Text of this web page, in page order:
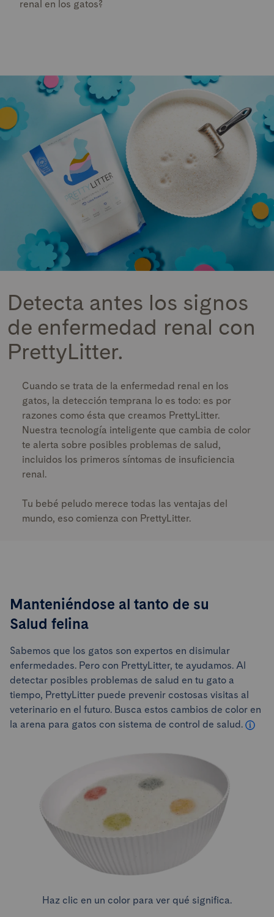
renal en los gatos?
Detecta antes los signos
de enfermedad renal con
PrettyLitter.
Cuando se trata de la enfermedad renal en los
gatos, la detección temprana lo es todo: es por
razones como ésta que creamos PrettyLitter.
Nuestra tecnología inteligente que cambia de color
te alerta sobre posibles problemas de salud,
incluidos los primeros síntomas de insuficiencia
renal.
Tu bebé peludo merece todas las ventajas del
mundo, eso comienza con PrettyLitter.
Manteniéndose al tanto de su
Salud felina
Sabemos que los gatos son expertos en disimular
enfermedades. Pero con PrettyLitter, te ayudamos. Al
detectar posibles problemas de salud en tu gato a
tiempo, PrettyLitter puede prevenir costosas visitas al
veterinario en el futuro. Busca estos cambios de color en
la arena para gatos con sistema de control de salud.
Haz clic en un color para ver qué significa.